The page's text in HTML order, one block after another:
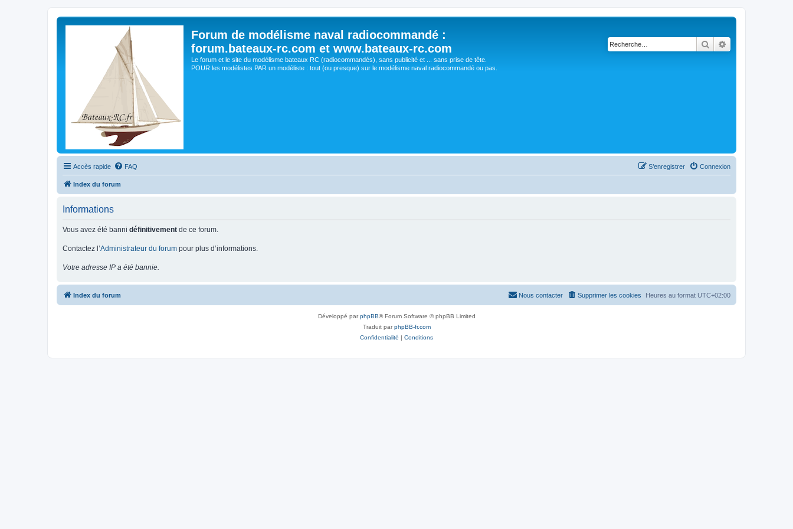
Forum de modélisme naval radiocommandé :
forum.bateaux-rc.com et www.bateaux-rc.com
Le forum et le site du modélisme bateaux RC (radiocommandés), sans publicité et ... sans prise de tête.
POUR les modélistes PAR un modéliste : tout (ou presque) sur le modélisme naval radiocommandé ou pas.
Rechercher
Accès rapide FAQ Connexion
S’enregistrer
Index du forum
Informations
Vous avez été banni définitivement de ce forum.
Contactez l’Administrateur du forum pour plus d’informations.
Votre adresse IP a été bannie.
Index du forum Heures au format UTC+02:00
Supprimer les cookies
Nous contacter
Développé parphpBB® Forum Software © phpBB Limited
Traduit parphpBB-fr.com
Confidentialité | Conditions